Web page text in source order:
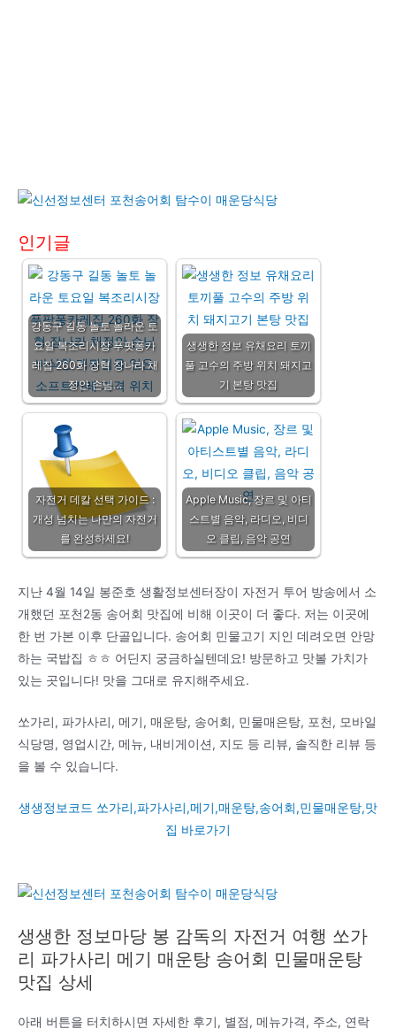
인기글
강동구 길동 놀토 놀라운 토
요일 복조리시장 푸팟퐁카
레집 260화 장혁 장나라 채
정안 손님…
생생한 정보 유채요리 토끼
풀 고수의 주방 위치 돼지고
기 본탕 맛집
자전거 데칼 선택 가이드 :
개성 넘치는 나만의 자전거
를 완성하세요!
Apple Music, 장르 및 아티
스트별 음악, 라디오, 비디
오 클립, 음악 공연
지난 4월 14일 봉준호 생활정보센터장이 자전거 투어 방송에서 소
개했던 포천2동 송어회 맛집에 비해 이곳이 더 좋다. 저는 이곳에
한 번 가본 이후 단골입니다. 송어회 민물고기 지인 데려오면 안망
하는 국밥집 ㅎㅎ 어딘지 궁금하실텐데요! 방문하고 맛볼 가치가
있는 곳입니다! 맛을 그대로 유지해주세요.
쏘가리, 파가사리, 메기, 매운탕, 송어회, 민물매은탕, 포천, 모바일
식당명, 영업시간, 메뉴, 내비게이션, 지도 등 리뷰, 솔직한 리뷰 등
을 볼 수 있습니다.
생생정보코드 쏘가리,파가사리,메기,매운탕,송어회,민물매운탕,맛
집 바로가기
생생한 정보마당 봉 감독의 자전거 여행 쏘가
리 파가사리 메기 매운탕 송어회 민물매운탕
맛집 상세
아래 버튼을 터치하시면 자세한 후기, 별점, 메뉴가격, 주소, 연락